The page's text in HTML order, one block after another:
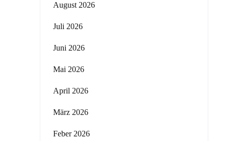
August 2026
Juli 2026
Juni 2026
Mai 2026
April 2026
März 2026
Feber 2026